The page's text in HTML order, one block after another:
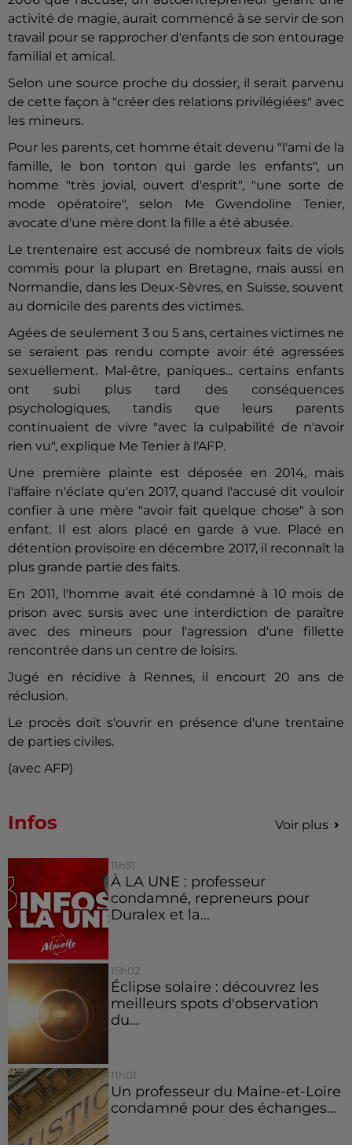
activité de magie, aurait commencé à se servir de son
travail pour se rapprocher d'enfants de son entourage
familial et amical.
Selon une source proche du dossier, il serait parvenu
de cette façon à "créer des relations privilégiées" avec
les mineurs.
Pour les parents, cet homme était devenu "l'ami de la
famille, le bon tonton qui garde les enfants", un
homme "très jovial, ouvert d'esprit", "une sorte de
mode opératoire", selon Me Gwendoline Tenier,
avocate d'une mère dont la fille a été abusée.
Le trentenaire est accusé de nombreux faits de viols
commis pour la plupart en Bretagne, mais aussi en
Normandie, dans les Deux-Sèvres, en Suisse, souvent
au domicile des parents des victimes.
Agées de seulement 3 ou 5 ans, certaines victimes ne
se seraient pas rendu compte avoir été agressées
sexuellement. Mal-être, paniques... certains enfants
ont subi plus tard des conséquences
psychologiques, tandis que leurs parents
continuaient de vivre "avec la culpabilité de n'avoir
rien vu", explique Me Tenier à l'AFP.
Une première plainte est déposée en 2014, mais
l'affaire n'éclate qu'en 2017, quand l'accusé dit vouloir
confier à une mère "avoir fait quelque chose" à son
enfant. Il est alors placé en garde à vue. Placé en
détention provisoire en décembre 2017, il reconnaît la
plus grande partie des faits.
En 2011, l'homme avait été condamné à 10 mois de
prison avec sursis avec une interdiction de paraître
avec des mineurs pour l'agression d'une fillette
rencontrée dans un centre de loisirs.
Jugé en récidive à Rennes, il encourt 20 ans de
réclusion.
Le procès doit s'ouvrir en présence d'une trentaine
de parties civiles.
(avec AFP)
Infos Voir plus
11h51
À LA UNE : professeur
condamné, repreneurs pour
Duralex et la...
15h02
Éclipse solaire : découvrez les
meilleurs spots d'observation
du...
11h01
Un professeur du Maine-et-Loire
condamné pour des échanges...